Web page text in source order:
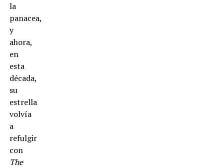
la
panacea,
y
ahora,
en
esta
década,
su
estrella
volvía
a
refulgir
con
The